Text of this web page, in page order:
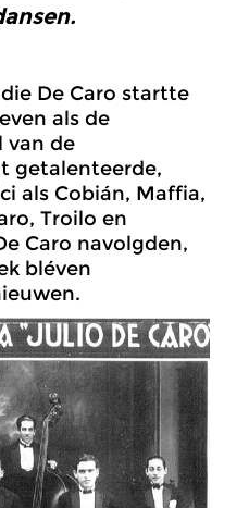
De Caro startte
als de
van de
getalenteerde,
als Cobián, Maffia,
Troilo en
Caro navolgden,
bléven